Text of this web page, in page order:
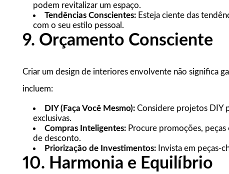
podem revitalizar um espaço.
Tendências Conscientes: Esteja ciente das
com o seu estilo pessoal.
9. Orçamento Consciente
Criar um design de interiores envolvente não significa
incluem:
DIY (Faça Você Mesmo): Considere projetos DIY
exclusivas.
Compras Inteligentes: Procure promoções,
de desconto.
Priorização de Investimentos: Invista em peças-
10. Harmonia e Equilíbrio